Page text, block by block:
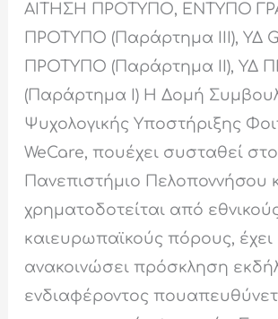
ΑΙΤΗΣΗ ΠΡΟΤΥΠΟ, ΕΝΤΥΠΟ
ΠΡΟΤΥΠΟ (Παράρτημα ΙΙΙ), ΥΔ
ΠΡΟΤΥΠΟ (Παράρτημα ΙΙ), ΥΔ
(Παράρτημα Ι) H Δομή
Ψυχολογικής Υποστήριξης
WeCare, πουέχει συσταθεί στο
Πανεπιστήμιο Πελοποννήσου
χρηματοδοτείται από
καιευρωπαϊκούς πόρους, έχει
ανακοινώσει πρόσκληση
ενδιαφέροντος